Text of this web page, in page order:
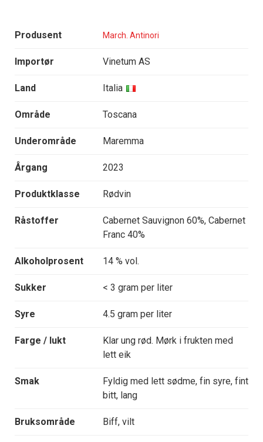
Produsent March. Antinori
Importør Vinetum AS
Land Italia
Område Toscana
Underområde Maremma
Årgang 2023
Produktklasse Rødvin
Råstoffer
Cabernet Sauvignon 60%, Cabernet
Franc 40%
Alkoholprosent 14 % vol.
Sukker < 3 gram per liter
Syre 4.5 gram per liter
Farge / lukt
Klar ung rød. Mørk i frukten med
lett eik
Smak
Fyldig med lett sødme, fin syre, fint
bitt, lang
Bruksområde Biff, vilt